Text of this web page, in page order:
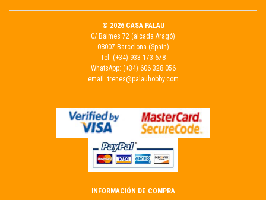
© 2026 CASA PALAU
C/ Balmes 72 (alçada Aragó)
08007 Barcelona (Spain)
Tel. (+34) 933 173 678
WhatsApp: (+34) 606 328 056
email: trenes@palauhobby.com
INFORMACIÓN DE COMPRA